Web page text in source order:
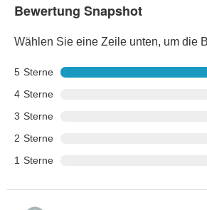
Bewertung Snapshot
Wählen Sie eine Zeile unten, um die
5 Sterne
4 Sterne
3 Sterne
2 Sterne
1 Sterne